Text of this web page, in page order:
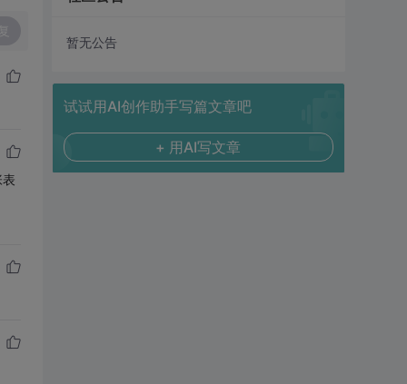
暂无公告
试试用AI创作助手写篇文章吧
+ 用AI写文章